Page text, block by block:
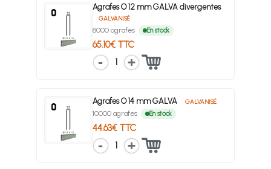
Agrafes O 12 mm GALVA divergentes
GALVANISÉ
8000 agrafes En stock
65.10€ TTC
1
Agrafes O 14 mm GALVA GALVANISÉ
10000 agrafes En stock
44.63€ TTC
1